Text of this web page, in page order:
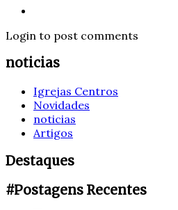
Login to post comments
noticias
Igrejas Centros
Novidades
noticias
Artigos
Destaques
#Postagens Recentes